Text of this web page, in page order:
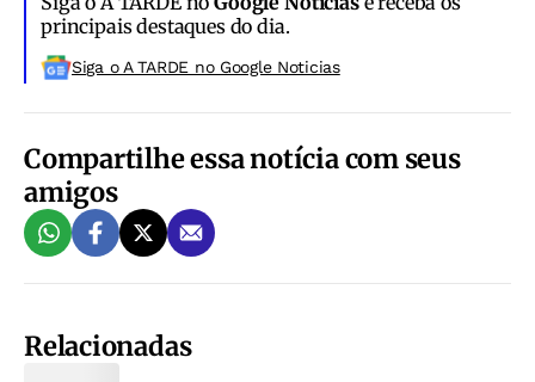
principais destaques do dia.
Siga o A TARDE no Google Noticias
Compartilhe essa notícia com seus
amigos
Relacionadas